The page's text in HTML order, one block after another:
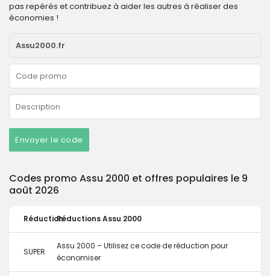
pas repérés et contribuez à aider les autres à réaliser des
économies !
Envoyer le code
Codes promo Assu 2000 et offres populaires le 9
août 2026
RéductionRéductions Assu 2000
SUPER
Assu 2000 – Utilisez ce code de réduction pour
économiser